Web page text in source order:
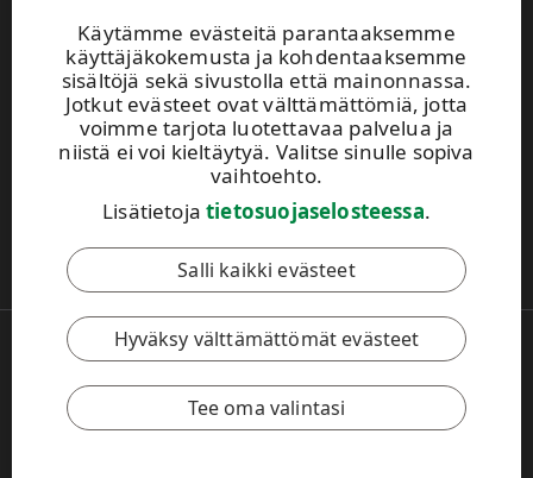
Käytämme evästeitä parantaaksemme
käyttäjäkokemusta ja kohdentaaksemme
sisältöjä sekä sivustolla että mainonnassa.
Jotkut evästeet ovat välttämättömiä, jotta
voimme tarjota luotettavaa palvelua ja
niistä ei voi kieltäytyä. Valitse sinulle sopiva
vaihtoehto.
Lisätietojatietosuojaselosteessa.
Salli kaikki evästeet
Hyväksy välttämättömät evästeet
Tee oma valintasi
0204 16 121
etunimi.sukunimi@upm.com
Metsäasiakasvastaavien yhteystiedot
Metsäpalvelutoimistojen yhteystiedot
Jätä yhteydenottopyyntö
Ilmoita muuttuneista yhteystiedoista
Tietosuoja
käyttöehdot .
Copyright © 2026 UPM. Kaikki oikeudet pidätetään.
Evästeasetukset